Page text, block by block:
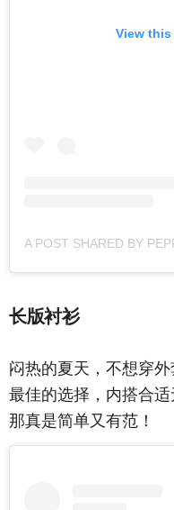
View
长版衬衫
闷热的夏天，不想穿
最佳的选择，内搭合
那真是简单又有范！